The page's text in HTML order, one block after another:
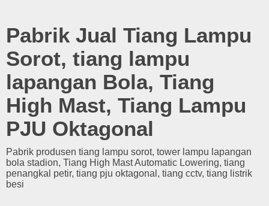
Pabrik Jual Tiang Lampu
Sorot, tiang lampu
lapangan Bola, Tiang
High Mast, Tiang Lampu
PJU Oktagonal
Pabrik produsen tiang lampu sorot, tower lampu lapangan
bola stadion, Tiang High Mast Automatic Lowering, tiang
penangkal petir, tiang pju oktagonal, tiang cctv, tiang listrik
besi